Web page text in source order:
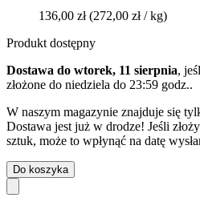
136,00 zł(272,00 zł / kg)
Produkt dostępny
Dostawa do wtorek, 11 sierpnia,
złożone do niedziela do 23:59 godz..
W naszym magazynie znajduje się
Dostawa jest już w drodze! Jeśli
sztuk, może to wpłynąć na datę
Do koszyka